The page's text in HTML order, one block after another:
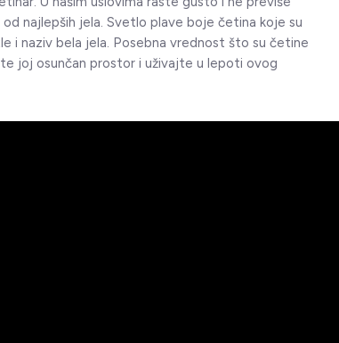
najlepših jela. Svetlo plave boje četina koje su
i naziv bela jela. Posebna vrednost što su četine
joj osunčan prostor i uživajte u lepoti ovog